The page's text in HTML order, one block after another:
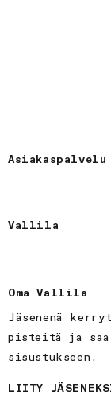
Asiakaspalvelu
Vallila
Oma Vallila
Jäsenenä
pisteitä ja
sisustukseen.
LIITY